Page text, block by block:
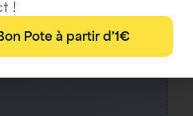
!
Pote à partir d'1€